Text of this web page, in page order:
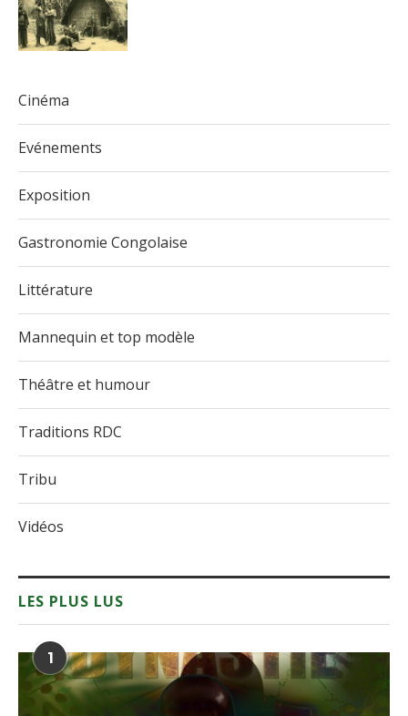
Cinéma
Evénements
Exposition
Gastronomie Congolaise
Littérature
Mannequin et top modèle
Théâtre et humour
Traditions RDC
Tribu
Vidéos
LES PLUS LUS
1